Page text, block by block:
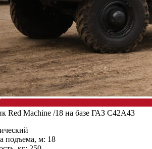
Red Machine /18 на базе ГАЗ C42A43
подъема, м: 18